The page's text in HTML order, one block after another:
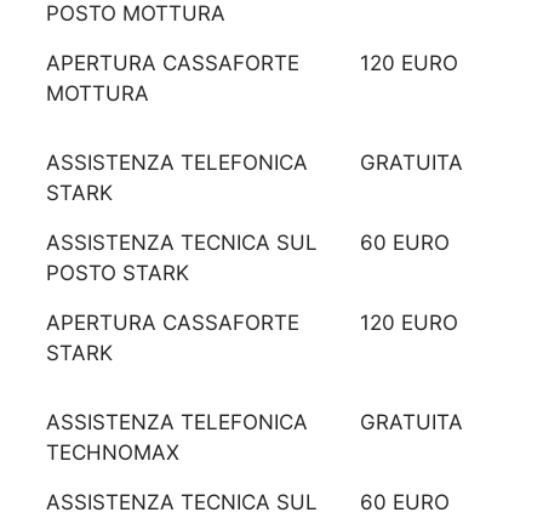
POSTO MOTTURA
APERTURA CASSAFORTE
MOTTURA
120 EURO
ASSISTENZA TELEFONICA
STARK
GRATUITA
ASSISTENZA TECNICA SUL
POSTO STARK
60 EURO
APERTURA CASSAFORTE
STARK
120 EURO
ASSISTENZA TELEFONICA
TECHNOMAX
GRATUITA
ASSISTENZA TECNICA SUL
60 EURO